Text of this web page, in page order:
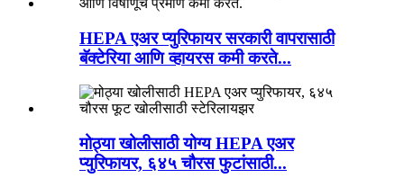
HEPA एअर प्युरिफायर सरकारी वापरासाठी
बॅक्टेरिया आणि व्हायरस कमी करते...
मोठ्या खोलीसाठी योग्य HEPA एअर
प्युरिफायर, ६४५ चौरस फुटांसाठी...